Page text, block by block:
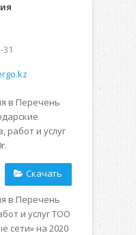
31
в Перечень
работ и услуг
Скачать
в Перечень
и услуг ТОО
сети» на 2020